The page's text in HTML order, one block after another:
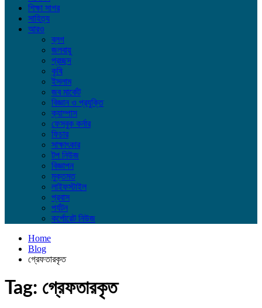
শিক্ষা সাগর
সাহিত্য
আরও
ব্লগ
জলবায়ু
প্রচ্ছদ
কৃষি
ইসলাম
জব মার্কেট
বিজ্ঞান ও প্রযুক্তি
ক্যাম্পাস
ফেসবুক কর্নার
ফিচার
সাক্ষাৎকার
টপ নিউজ
বিজ্ঞাপন
মুক্তমত
লাইফস্টাইল
প্রবাস
পর্যটন
কর্পোরেট নিউজ
Home
Blog
গ্রেফতারকৃত
Tag: গ্রেফতারকৃত